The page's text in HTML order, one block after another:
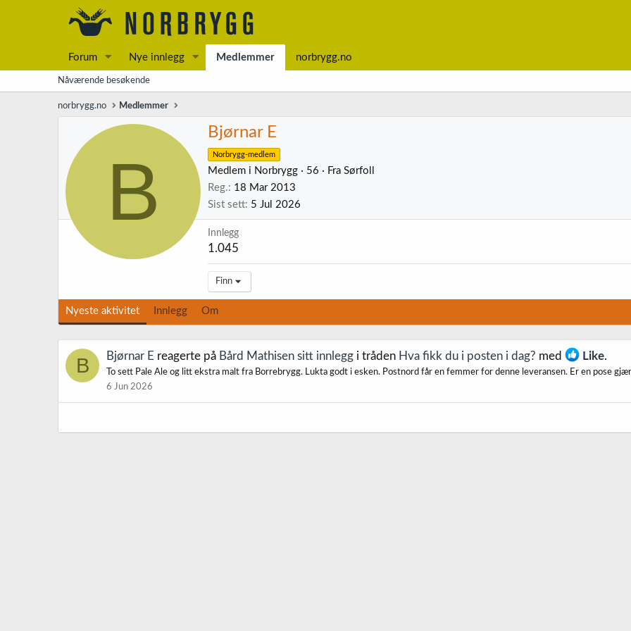
Forum Nye innlegg Medlemmer norbrygg.no
Nåværende besøkende
norbrygg.no Medlemmer
B
Bjørnar E
Norbrygg-medlem
Medlem i Norbrygg · 56 · Fra Sørfoll
Reg.
18 Mar 2013
Sist sett 5 Jul 2026
Innlegg
1.045
Finn
Nyeste aktivitet Innlegg Om
B Bjørnar E reagerte på Bård Mathisen sitt innlegg i tråden Hva fikk du i posten i dag? med Like.
To sett Pale Ale og litt ekstra malt fra Borrebrygg. Lukta godt i esken. Postnord får en femmer for denne leveransen. Er en pose
6 Jun 2026